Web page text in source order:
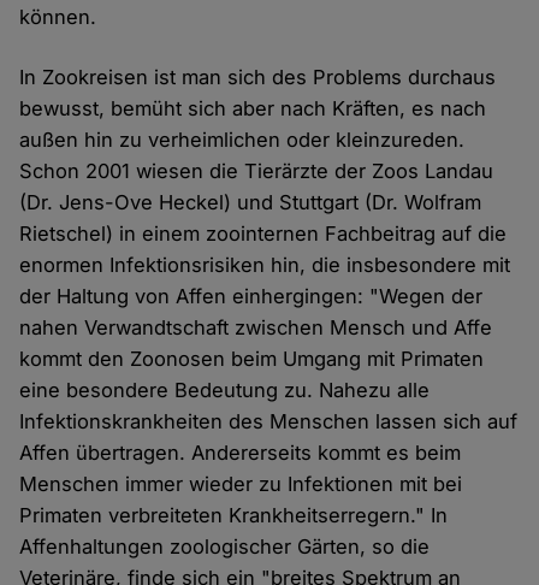
können.
In Zookreisen ist man sich des Problems durchaus
bewusst, bemüht sich aber nach Kräften, es nach
außen hin zu verheimlichen oder kleinzureden.
Schon 2001 wiesen die Tierärzte der Zoos Landau
(Dr. Jens-Ove Heckel) und Stuttgart (Dr. Wolfram
Rietschel) in einem zoointernen Fachbeitrag auf die
enormen Infektionsrisiken hin, die insbesondere mit
der Haltung von Affen einhergingen: "Wegen der
nahen Verwandtschaft zwischen Mensch und Affe
kommt den Zoonosen beim Umgang mit Primaten
eine besondere Bedeutung zu. Nahezu alle
Infektionskrankheiten des Menschen lassen sich auf
Affen übertragen. Andererseits kommt es beim
Menschen immer wieder zu Infektionen mit bei
Primaten verbreiteten Krankheitserregern." In
Affenhaltungen zoologischer Gärten, so die
Veterinäre, finde sich ein "breites Spektrum an